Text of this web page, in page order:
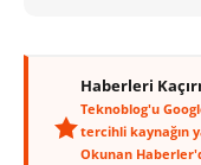
Haberleri
Teknoblog'u
tercihli kaynağın
Okunan